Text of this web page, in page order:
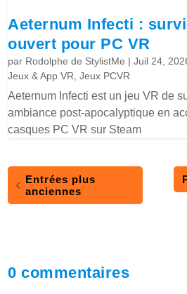
Aeternum Infecti :
ouvert pour PC VR
par Rodolphe de StylistMe |Juil 24,
Jeux & App VR ,Jeux PCVR
Aeternum Infecti est un jeu VR de
ambiance post-apocalyptique en
casques PC VR sur Steam
Entrées plus
anciennes
0 commentaires